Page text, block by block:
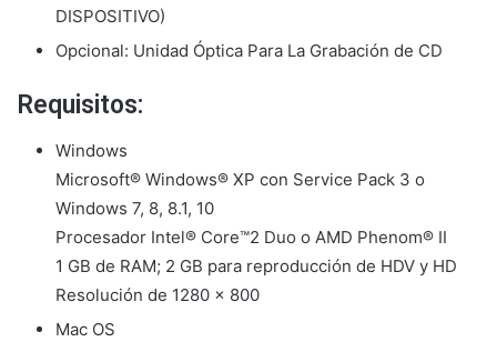
DISPOSITIVO)
Opcional: Unidad Óptica Para La Grabación de CD
Requisitos:
Windows
Microsoft® Windows® XP con Service Pack 3 o
Windows 7, 8, 8.1, 10
Procesador Intel® Core™2 Duo o AMD Phenom® II
1 GB de RAM; 2 GB para reproducción de HDV y HD
Resolución de 1280 × 800
Mac OS